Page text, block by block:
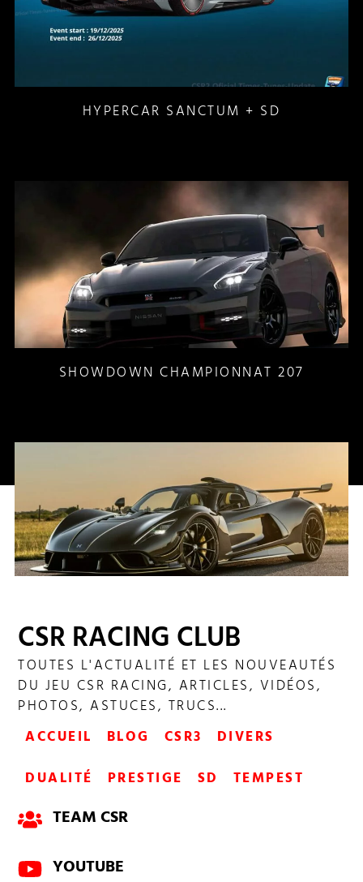
HYPERCAR SANCTUM + SD
SHOWDOWN CHAMPIONNAT 207
SHOWDOWN CHAMPIONNAT 205
CSR RACING CLUB
TOUTES L'ACTUALITÉ ET LES NOUVEAUTÉS
DU JEU CSR RACING, ARTICLES, VIDÉOS,
PHOTOS, ASTUCES, TRUCS...
ACCUEIL
BLOG CSR3
DIVERS
DUALITÉ
PRESTIGE SD TEMPEST
TEAM CSR
YOUTUBE